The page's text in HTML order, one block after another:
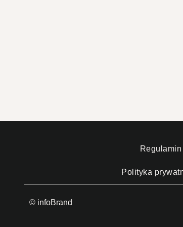
Regulamin
Polityka
© infoBrand